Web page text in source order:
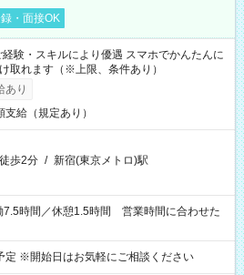
・面接OK
・スキルにより優遇 スマホでかんたんに
取れます（※上限、条件あり）
あり
支給（規定あり）
歩2分 / 新宿(東京メトロ)駅
定 ※開始日はお気軽にご相談ください